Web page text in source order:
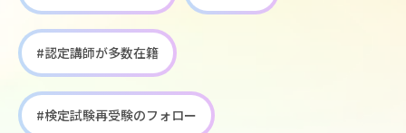
#認定講師が多数在籍
#検定試験再受験のフォロー